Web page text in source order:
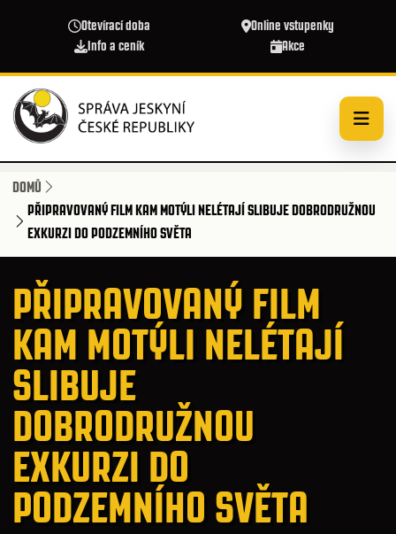
Otevírací doba
Online vstupenky
Info a ceník
Akce
DOMŮ
PŘIPRAVOVANÝ FILM KAM MOTÝLI NELÉTAJÍ SLIBUJE DOBRODRUŽNOU
EXKURZI DO PODZEMNÍHO SVĚTA
PŘIPRAVOVANÝ FILM
KAM MOTÝLI NELÉTAJÍ
SLIBUJE
DOBRODRUŽNOU
EXKURZI DO
PODZEMNÍHO SVĚTA